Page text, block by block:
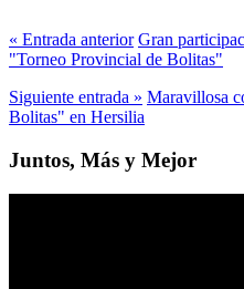
« Entrada anterior Gran
"Torneo Provincial de Bolitas"
Siguiente entrada » Maravillosa
Bolitas" en Hersilia
Juntos, Más y Mejor